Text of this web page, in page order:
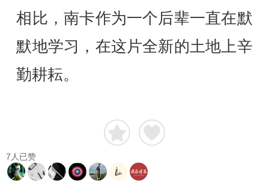
相比，南卡作为一个后辈一直在默
默地学习，在这片全新的土地上辛
勤耕耘。
7人已赞